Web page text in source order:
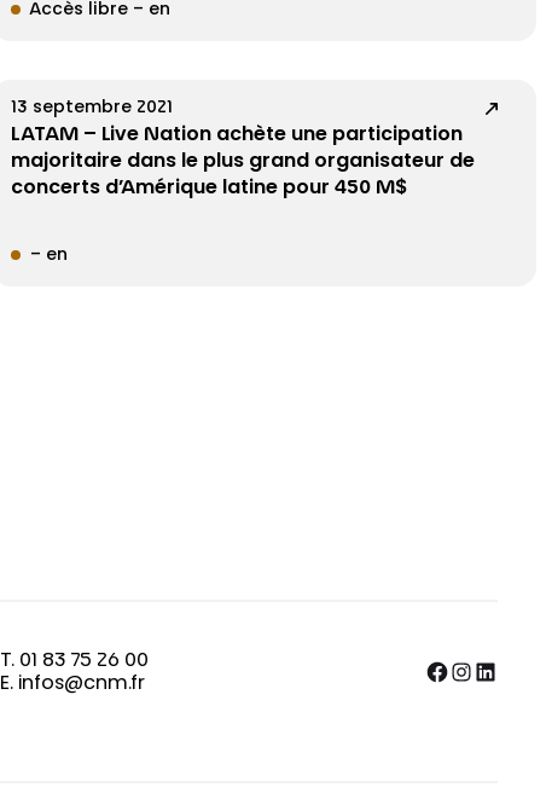
Accès libre – en
13 septembre 2021
LATAM – Live Nation achète une participation
majoritaire dans le plus grand organisateur de
concerts d’Amérique latine pour 450 M$
– en
T. 01 83 75 26 00
E. infos@cnm.fr
Facebook InstagramLinkedIn